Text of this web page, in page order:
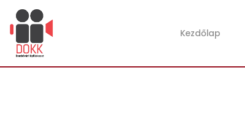
Kezdőlap